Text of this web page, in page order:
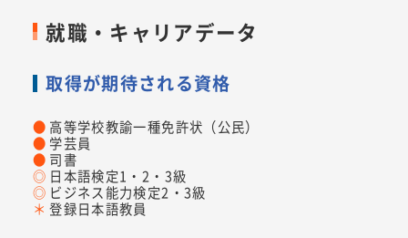
就職・キャリアデータ
取得が期待される資格
● 高等学校教諭一種免許状（公民）
● 学芸員
● 司書
◎ 日本語検定1・2・3級
◎ ビジネス能力検定2・3級
＊ 登録日本語教員